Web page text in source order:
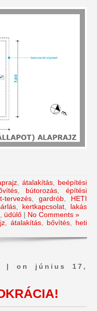
, átalakítás, beépítési
, bútorozás ,építési
tervezés gardrób
HETI
kertkapcsolat
lakás
üdülő | No Comments »
átalakítás bővítés
heti
| on június 17,